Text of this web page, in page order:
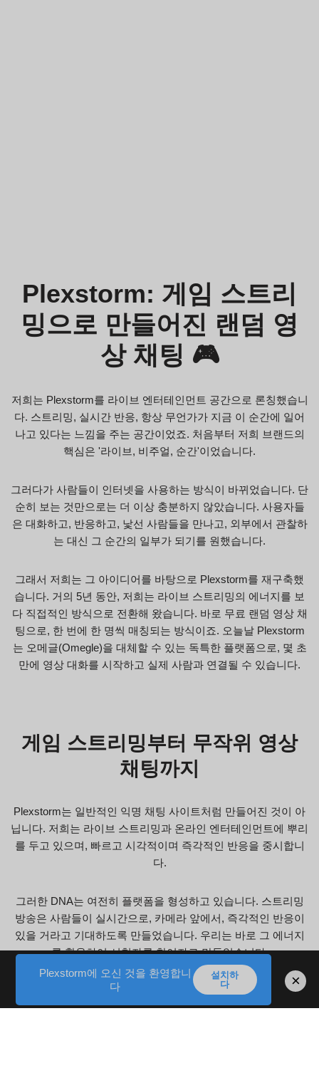
Plexstorm에 오신 것을 환영합니
다
설치하
다
×
Plexstorm: 게임 스트리
밍으로 만들어진 랜덤 영
상 채팅 🎮
저희는 Plexstorm를 라이브 엔터테인먼트 공간으로 론칭했습니
다. 스트리밍, 실시간 반응, 항상 무언가가 지금 이 순간에 일어
나고 있다는 느낌을 주는 공간이었죠. 처음부터 저희 브랜드의
핵심은 '라이브, 비주얼, 순간'이었습니다.
그러다가 사람들이 인터넷을 사용하는 방식이 바뀌었습니다. 단
순히 보는 것만으로는 더 이상 충분하지 않았습니다. 사용자들
은 대화하고, 반응하고, 낯선 사람들을 만나고, 외부에서 관찰하
는 대신 그 순간의 일부가 되기를 원했습니다.
그래서 저희는 그 아이디어를 바탕으로 Plexstorm를 재구축했
습니다. 거의 5년 동안, 저희는 라이브 스트리밍의 에너지를 보
다 직접적인 방식으로 전환해 왔습니다. 바로 무료 랜덤 영상 채
팅으로, 한 번에 한 명씩 매칭되는 방식이죠. 오늘날 Plexstorm
는 오메글(Omegle)을 대체할 수 있는 독특한 플랫폼으로, 몇 초
만에 영상 대화를 시작하고 실제 사람과 연결될 수 있습니다.
게임 스트리밍부터 무작위 영상
채팅까지
Plexstorm는 일반적인 익명 채팅 사이트처럼 만들어진 것이 아
닙니다. 저희는 라이브 스트리밍과 온라인 엔터테인먼트에 뿌리
를 두고 있으며, 빠르고 시각적이며 즉각적인 반응을 중시합니
다.
그러한 DNA는 여전히 플랫폼을 형성하고 있습니다. 스트리밍
방송은 사람들이 실시간으로, 카메라 앞에서, 즉각적인 반응이
있을 거라고 기대하도록 만들었습니다. 우리는 바로 그 에너지
를 활용하여 시청자를 참여자로 만들었습니다.
스트리밍을 켜고 관객석에 머무르는 대신, Plexstorm를 열고 실
시간 대화에 참여하세요. 한 경기, 한 대의 카메라, 한순간의 진